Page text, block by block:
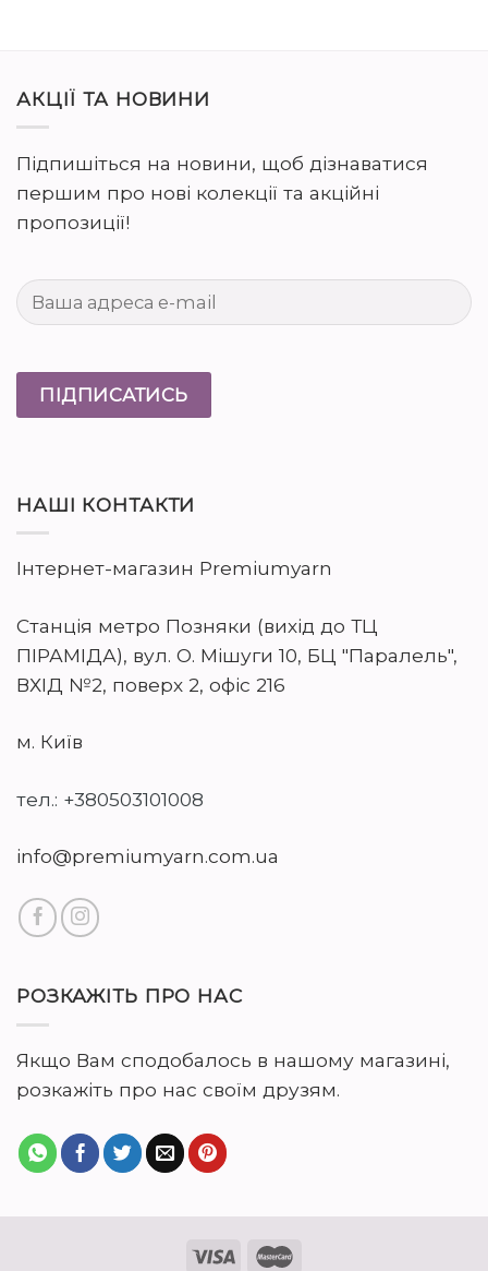
АКЦІЇ ТА НОВИНИ
Підпишіться на новини, щоб дізнаватися
першим про нові колекції та акційні
пропозиції!
НАШІ КОНТАКТИ
Інтернет-магазин Premiumyarn
Станція метро Позняки (вихід до ТЦ
ПІРАМІДА), вул. О. Мішуги 10, БЦ "Паралель",
ВХІД №2, поверх 2, офіс 216
м. Київ
тел.: +380503101008
info@premiumyarn.com.ua
РОЗКАЖІТЬ ПРО НАС
Якщо Вам сподобалось в нашому магазині,
розкажіть про нас своїм друзям.